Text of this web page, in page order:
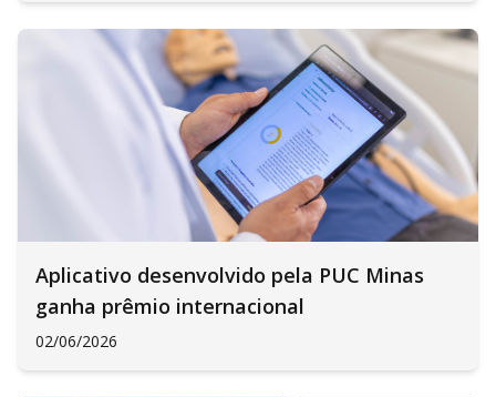
Aplicativo desenvolvido pela PUC Minas
ganha prêmio internacional
02/06/2026